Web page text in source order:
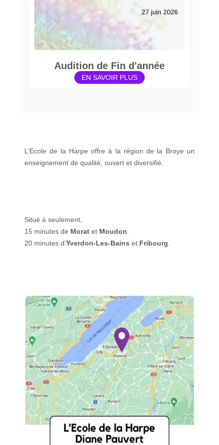
Audition de Fin d'année
EN SAVOIR PLUS
L’Ecole de la Harpe offre à la région de la Broye un
enseignement de qualité, ouvert et diversifié.
Situé à seulement,
15 minutes de Morat et Moudon
20 minutes d'Yverdon-Les-Bains et Fribourg